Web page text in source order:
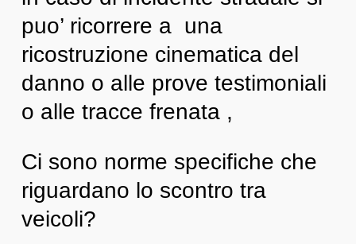
puo’ ricorrere a una
ricostruzione cinematica del
danno o alle prove testimoniali
o alle tracce frenata ,
Ci sono norme specifiche che
riguardano lo scontro tra
veicoli?